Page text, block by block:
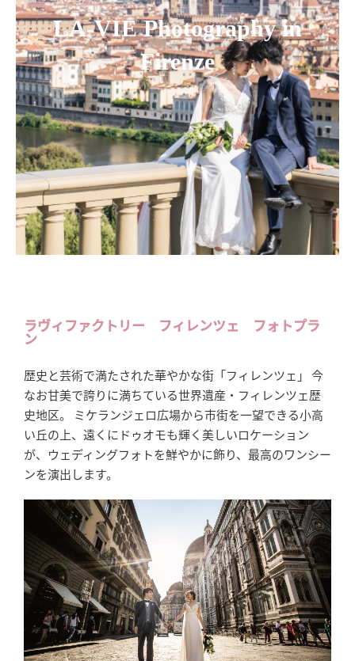
LA-VIE Photography in
Firenze
ラヴィファクトリー フィレンツェ フォトプラ
ン
歴史と芸術で満たされた華やかな街「フィレンツェ」 今
なお甘美で誇りに満ちている世界遺産・フィレンツェ歴
史地区。 ミケランジェロ広場から市街を一望できる小高
い丘の上、遠くにドゥオモも輝く美しいロケーション
が、ウェディングフォトを鮮やかに飾り、最高のワンシー
ンを演出します。